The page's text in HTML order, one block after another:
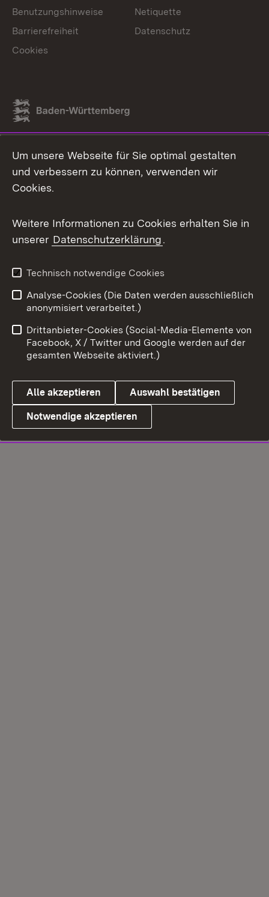
Link zum Landesportal
Benutzungshinweise
Netiquette
Barrierefreiheit
Datenschutz
Cookies
Um unsere Webseite für Sie optimal gestalten
und verbessern zu können, verwenden wir
Cookies.
Weitere Informationen zu Cookies erhalten Sie in
unserer Datenschutzerklärung.
Technisch notwendige Cookies
Analyse-Cookies (Die Daten werden ausschließlich
anonymisiert verarbeitet.)
Drittanbieter-Cookies (Social-Media-Elemente von
Facebook, X / Twitter und Google werden auf der
gesamten Webseite aktiviert.)
Alle akzeptieren Auswahl bestätigen
Notwendige akzeptieren